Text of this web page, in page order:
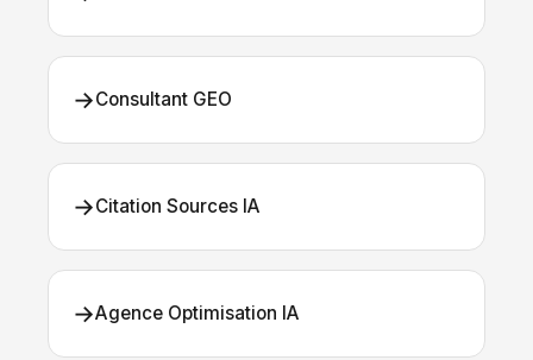
→Consultant GEO
→Citation Sources IA
→Agence Optimisation IA